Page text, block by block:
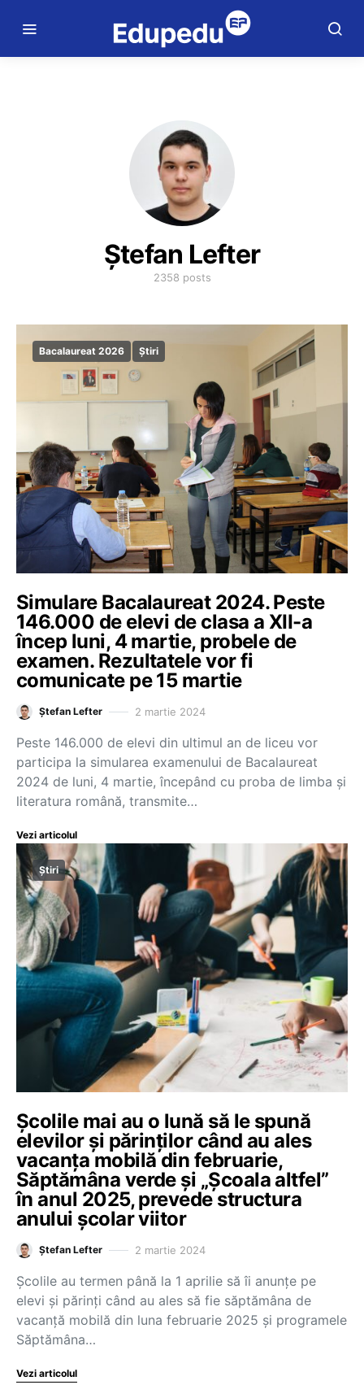
Ștefan Lefter
2358 posts
Bacalaureat 2026 Știri
Simulare Bacalaureat 2024. Peste
146.000 de elevi de clasa a XII-a
încep luni, 4 martie, probele de
examen. Rezultatele vor fi
comunicate pe 15 martie
Ștefan Lefter 2 martie 2024
Peste 146.000 de elevi din ultimul an de liceu vor
participa la simularea examenului de Bacalaureat
2024 de luni, 4 martie, începând cu proba de limba și
literatura română, transmite…
Vezi articolul
Știri
Școlile mai au o lună să le spună
elevilor și părinților când au ales
vacanța mobilă din februarie,
Săptămâna verde și „Școala altfel”
în anul 2025, prevede structura
anului școlar viitor
Ștefan Lefter 2 martie 2024
Școlile au termen până la 1 aprilie să îi anunțe pe
elevi și părinți când au ales să fie săptămâna de
vacanță mobilă din luna februarie 2025 și programele
Săptămâna…
Vezi articolul